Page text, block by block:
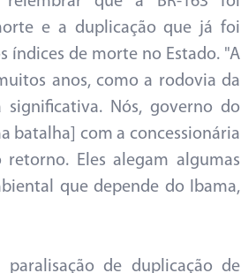
e a duplicação que já foi
índices de morte no Estado. "A
anos, como a rodovia da
Nós, governo do
batalha] com a concessionária
Eles alegam algumas
que depende do Ibama,
de duplicação de